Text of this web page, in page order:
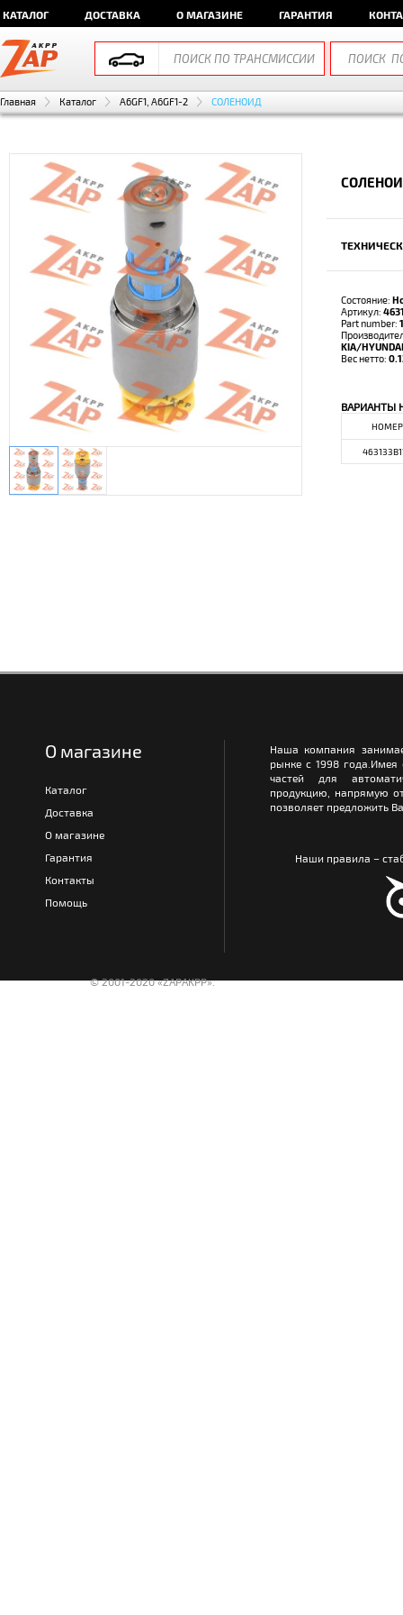
КАТАЛОГ ДОСТАВКА О МАГАЗИНЕ ГАРАНТИЯ
Главная Каталог A6GF1, A6GF1-2 СОЛЕНОИД
Состояние:
Артикул:
Part number:
KIA/HYUNDAI
Вес нетто:
ВАРИАНТЫ
НОМЕР
О магазине
Каталог
Доставка
О магазине
Гарантия
Контакты
Помощь
Наша компания
рынке с 1998
частей для
продукцию, напрямую
позволяет предложить
Наши правила –
© 2001-2020 «ZAPAKPP».